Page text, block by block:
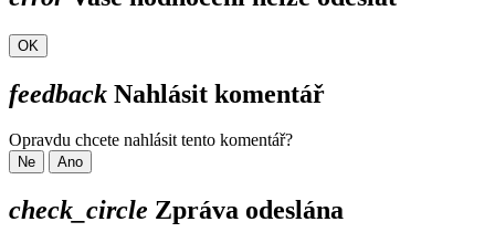
OK
feedback Nahlásit komentář
Opravdu chcete nahlásit tento komentář?
Ne Ano
check_circle Zpráva odeslána